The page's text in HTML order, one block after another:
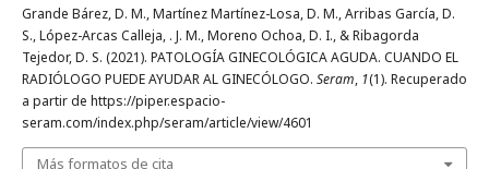
Grande Bárez, D. M., Martínez Martínez-Losa, D. M., Arribas García, D.
S., López-Arcas Calleja, . J. M., Moreno Ochoa, D. I., & Ribagorda
Tejedor, D. S. (2021). PATOLOGÍA GINECOLÓGICA AGUDA. CUANDO EL
RADIÓLOGO PUEDE AYUDAR AL GINECÓLOGO. Seram, 1(1). Recuperado
a partir de https://piper.espacio-
seram.com/index.php/seram/article/view/4601
Más formatos de cita